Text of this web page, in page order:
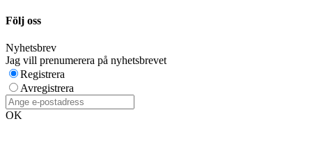
Följ oss
Nyhetsbrev
Jag vill prenumerera på nyhetsbrevet
Registrera
Avregistrera
OK